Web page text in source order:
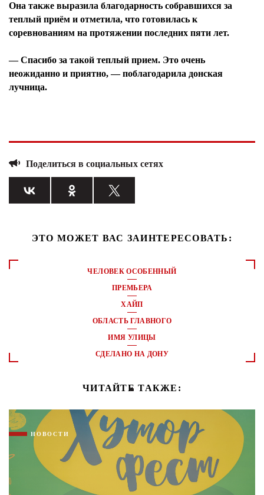
Она также выразила благодарность собравшихся за
теплый приём и отметила, что готовилась к
соревнованиям на протяжении последних пяти лет.
— Спасибо за такой теплый прием. Это очень
неожиданно и приятно, — поблагодарила донская
лучница.
Поделиться в социальных сетях
ЭТО МОЖЕТ ВАС ЗАИНТЕРЕСОВАТЬ:
ЧЕЛОВЕК ОСОБЕННЫЙ
ПРЕМЬЕРА
ХАЙП
ОБЛАСТЬ ГЛАВНОГО
ИМЯ УЛИЦЫ
СДЕЛАНО НА ДОНУ
ЧИТАЙТЕ ТАКЖЕ:
НОВОСТИ